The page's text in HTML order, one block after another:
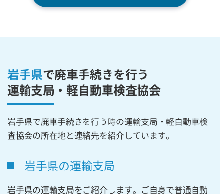
岩手県で廃車手続きを行う
運輸支局・軽自動車検査協会
岩手県で廃車手続きを行う時の運輸支局・軽自動車検
査協会の所在地と連絡先を紹介しています。
岩手県の運輸支局
岩手県の運輸支局をご紹介します。ご自身で普通自動